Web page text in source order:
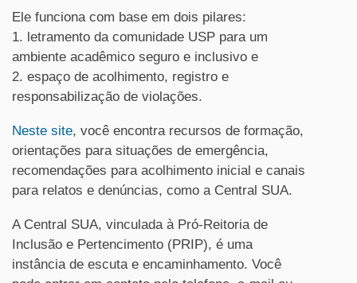
Ele funciona com base em dois pilares:
1. letramento da comunidade USP para um
ambiente acadêmico seguro e inclusivo e
2. espaço de acolhimento, registro e
responsabilização de violações.
Neste site, você encontra recursos de formação,
orientações para situações de emergência,
recomendações para acolhimento inicial e canais
para relatos e denúncias, como a Central SUA.
A Central SUA, vinculada à Pró-Reitoria de
Inclusão e Pertencimento (PRIP), é uma
instância de escuta e encaminhamento. Você